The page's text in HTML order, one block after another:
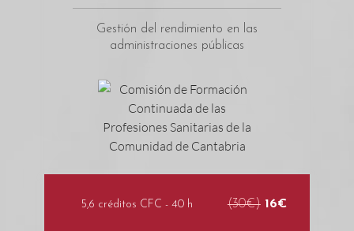
Gestión del rendimiento en las
administraciones públicas
5,6 créditos CFC - 40 h (30€) 16€